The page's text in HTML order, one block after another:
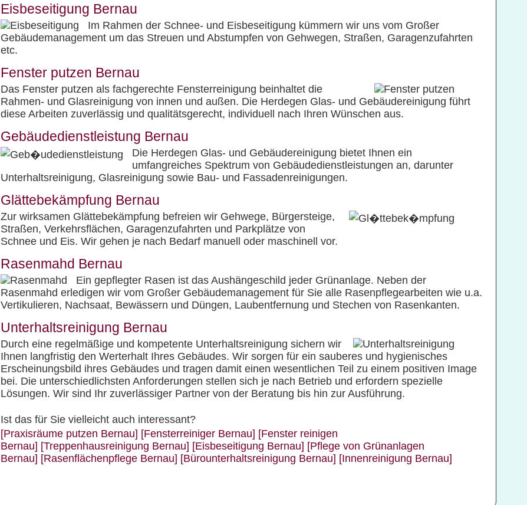
Eisbeseitigung Bernau
Im Rahmen der Schnee- und Eisbeseitigung kümmern wir uns vom Großer
Gebäudemanagement um das Streuen und Abstumpfen von Gehwegen, Straßen, Garagenzufahrten
etc.
Fenster putzen Bernau
Das Fenster putzen als fachgerechte Fensterreinigung beinhaltet die
Rahmen- und Glasreinigung von innen und außen. Die Herdegen Glas- und Gebäudereinigung führt
diese Arbeiten zuverlässig und qualitätsgerecht, individuell nach Ihren Wünschen aus.
Gebäudedienstleistung Bernau
Die Herdegen Glas- und Gebäudereinigung bietet Ihnen ein
umfangreiches Spektrum von Gebäudedienstleistungen an, darunter
Unterhaltsreinigung, Glasreinigung sowie Bau- und Fassadenreinigungen.
Glättebekämpfung Bernau
Zur wirksamen Glättebekämpfung befreien wir Gehwege, Bürgersteige,
Straßen, Verkehrsflächen, Garagenzufahrten und Parkplätze von
Schnee und Eis. Wir gehen je nach Bedarf manuell oder maschinell vor.
Rasenmahd Bernau
Ein gepflegter Rasen ist das Aushängeschild jeder Grünanlage. Neben der
Rasenmahd erledigen wir vom Großer Gebäudemanagement für Sie alle Rasenpflegearbeiten wie u.a.
Vertikulieren, Nachsaat, Bewässern und Düngen, Laubentfernung und Stechen von Rasenkanten.
Unterhaltsreinigung Bernau
Durch eine regelmäßige und kompetente Unterhaltsreinigung sichern wir
Ihnen langfristig den Werterhalt Ihres Gebäudes. Wir sorgen für ein sauberes und hygienisches
Erscheinungsbild ihres Gebäudes und tragen damit einen wesentlichen Teil zu einem positiven Image
bei. Die unterschiedlichsten Anforderungen stellen sich je nach Betrieb und erfordern spezielle
Lösungen. Wir sind Ihr zuverlässiger Partner von der Beratung bis hin zur Ausführung.
Ist das für Sie vielleicht auch interessant?
[Praxisräume putzen Bernau] [Fensterreiniger Bernau] [Fenster reinigen
Bernau] [Treppenhausreinigung Bernau] [Eisbeseitigung Bernau] [Pflege von Grünanlagen
Bernau] [Rasenflächenpflege Bernau] [Bürounterhaltsreinigung Bernau] [Innenreinigung Bernau]